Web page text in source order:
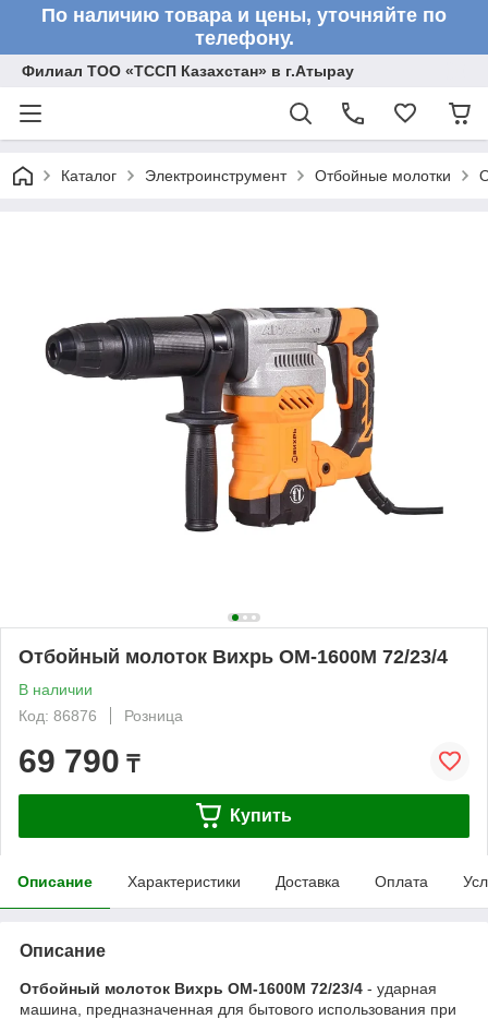
По наличию товара и цены, уточняйте по
телефону.
Филиал ТОО «ТССП Казахстан» в г.Атырау
Каталог Электроинструмент Отбойные молотки
Отбойный молоток Вихрь ОМ-1600М 72/23/4
В наличии
Код: 86876
Розница
69 790 ₸
Купить
Описание Характеристики Доставка Оплата
Описание
Отбойный молоток Вихрь ОМ-1600М 72/23/4 - ударная
машина, предназначенная для бытового использования при